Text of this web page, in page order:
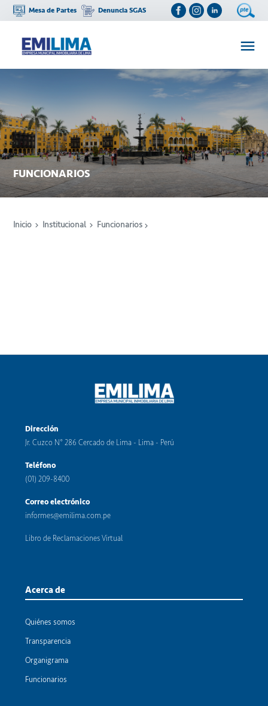
Mesa de Partes Denuncia SGAS
FUNCIONARIOS
Inicio Institucional Funcionarios
Dirección
Jr. Cuzco N° 286 Cercado de Lima - Lima - Perú
Teléfono
(01) 209-8400
Correo electrónico
informes@emilima.com.pe
Libro de Reclamaciones Virtual
Acerca de
Quiénes somos
Transparencia
Organigrama
Funcionarios